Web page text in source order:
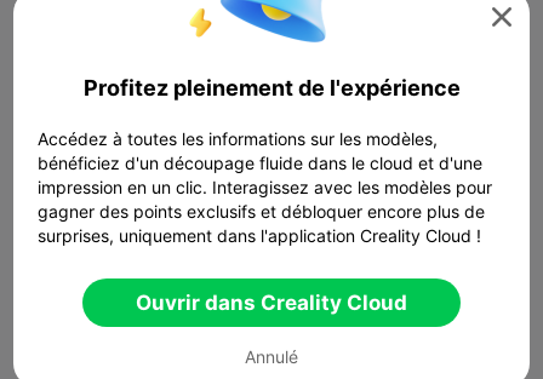

Profitez pleinement de l'expérience
Accédez à toutes les informations sur les modèles,
bénéficiez d'un découpage fluide dans le cloud et d'une
impression en un clic. Interagissez avec les modèles pour
gagner des points exclusifs et débloquer encore plus de
surprises, uniquement dans l'application Creality Cloud !
Ouvrir dans Creality Cloud
Annulé